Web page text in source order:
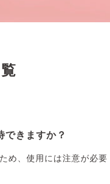
できますか？
め、使用には注意が必要